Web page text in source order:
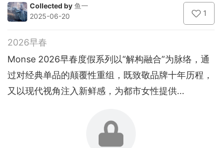
Collected by 鱼一
2025-06-20
1
2026早春
Monse 2026早春度假系列以“解构融合”为脉络，通
过对经典单品的颠覆性重组，既致敬品牌十年历程，
又以现代视角注入新鲜感，为都市女性提供...